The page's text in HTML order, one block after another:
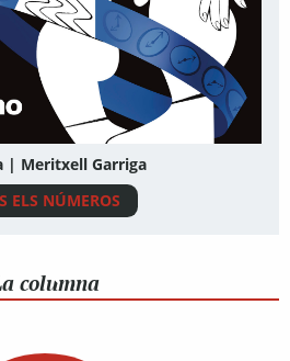
| Meritxell Garriga
ELS NÚMEROS
columna